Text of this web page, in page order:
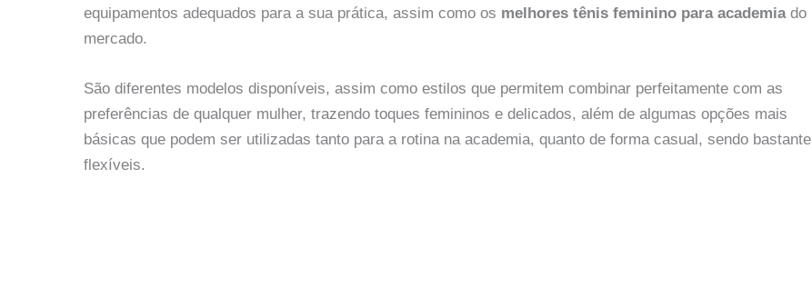
equipamentos adequados para a sua prática, assim como os melhores tênis feminino para academiado
mercado.
São diferentes modelos disponíveis, assim como estilos que permitem combinar perfeitamente com as
preferências de qualquer mulher, trazendo toques femininos e delicados, além de algumas opções mais
básicas que podem ser utilizadas tanto para a rotina na academia, quanto de forma casual, sendo bastante
flexíveis.